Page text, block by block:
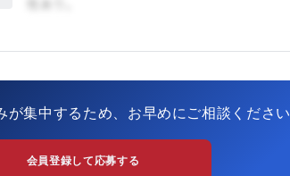
が集中するため、お早めにご相談ください
会員登録して応募する